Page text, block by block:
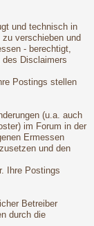
und technisch in
verschieben und
- berechtigt,
Disclaimers
Postings stellen
(u.a. auch
im Forum in der
Ermessen
und den
Ihre Postings
Betreiber
durch die